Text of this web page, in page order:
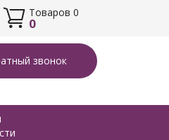
Товаров 0
0
звонок